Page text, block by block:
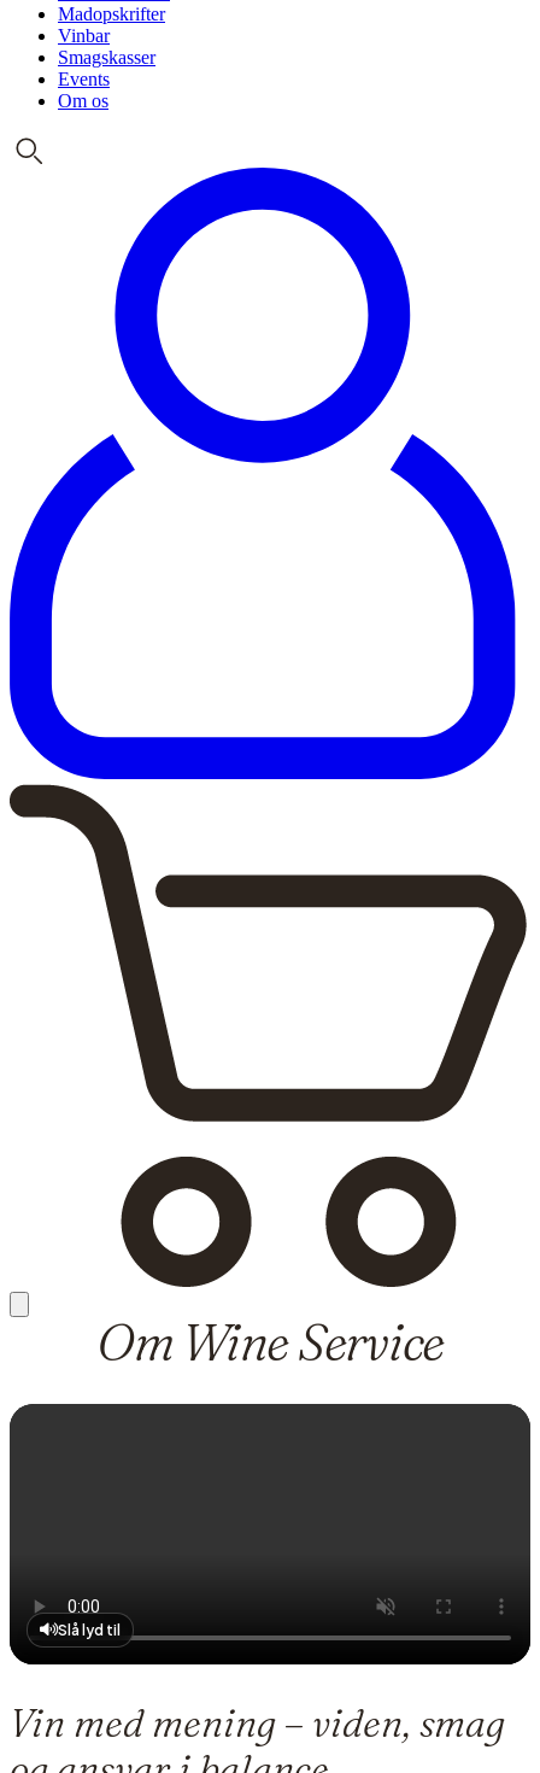
Madopskrifter
Vinbar
Smagskasser
Events
Om os
Søg
Om Wine Service
Slå lyd til
Vin med mening – viden, smag